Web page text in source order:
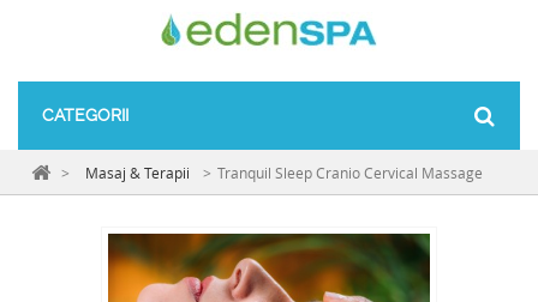
CATEGORII
> Masaj & Terapii > Tranquil Sleep Cranio Cervical Massage